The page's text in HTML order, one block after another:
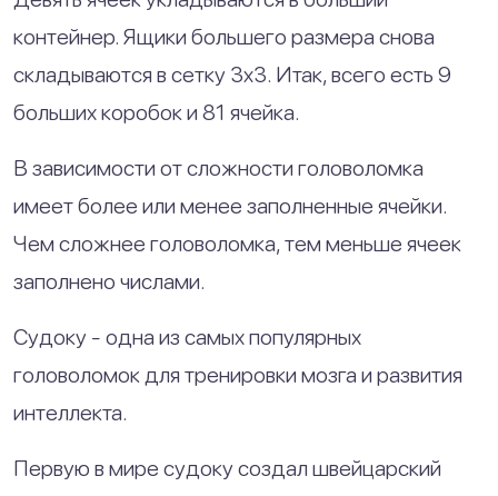
контейнер. Ящики большего размера снова
складываются в сетку 3x3. Итак, всего есть 9
больших коробок и 81 ячейка.
В зависимости от сложности головоломка
имеет более или менее заполненные ячейки.
Чем сложнее головоломка, тем меньше ячеек
заполнено числами.
Судоку - одна из самых популярных
головоломок для тренировки мозга и развития
интеллекта.
Первую в мире судоку создал швейцарский